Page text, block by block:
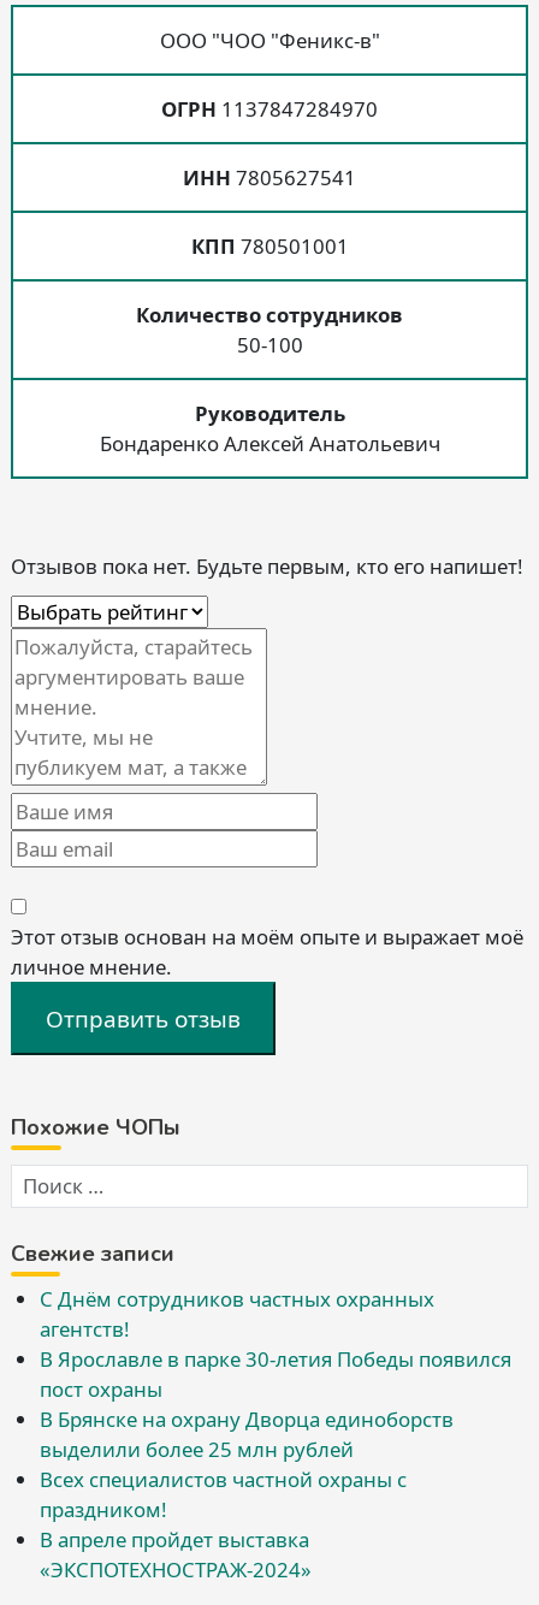
ООО "ЧОО "Феникс-в"
ОГРН 1137847284970
ИНН 7805627541
КПП 780501001
Количество сотрудников
50-100
Руководитель
Бондаренко Алексей Анатольевич
Отзывов пока нет. Будьте первым, кто его напишет!
Этот отзыв основан на моём опыте и выражает моё
личное мнение.
Отправить отзыв
Похожие ЧОПы
Свежие записи
С Днём сотрудников частных охранных
агентств!
В Ярославле в парке 30-летия Победы появился
пост охраны
В Брянске на охрану Дворца единоборств
выделили более 25 млн рублей
Всех специалистов частной охраны с
праздником!
В апреле пройдет выставка
«ЭКСПОТЕХНОСТРАЖ-2024»